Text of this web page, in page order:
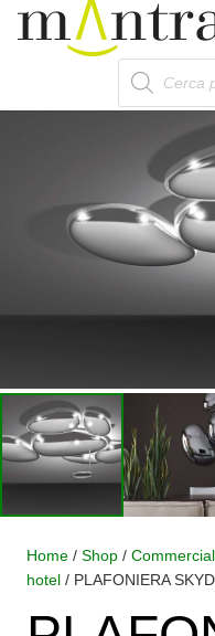
Products
search
Home / Shop /
hotel / PLAFONIERA